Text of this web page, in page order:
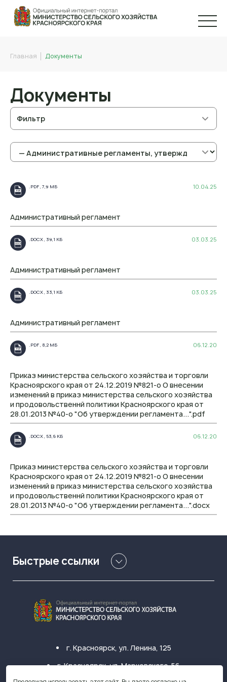
Главная Документы
Документы
Фильтр
10.04.25
.PDF
.PDF , 7,9 МБ
Административный регламент
03.03.25
.DOCX
.DOCX , 39,1 КБ
Административный регламент
03.03.25
.DOCX
.DOCX , 33,1 КБ
Административный регламент
06.12.20
.PDF
.PDF , 8,2 МБ
Приказ министерства сельского хозяйства и торговли
Красноярского края от 24.12.2019 №821-о О внесении
изменений в приказ министерства сельского хозяйства
и продовольственнй политики Красноярского края от
28.01.2013 №40-о "Об утверждении регламента...".pdf
06.12.20
.DOCX
.DOCX , 53,6 КБ
Приказ министерства сельского хозяйства и торговли
Красноярского края от 24.12.2019 №821-о О внесении
изменений в приказ министерства сельского хозяйства
и продовольственнй политики Красноярского края от
28.01.2013 №40-о "Об утверждении регламента...".docx
Быстрые ссылки
г. Красноярск, ул. Ленина, 125
г. Красноярск, ул. Марковского, 56